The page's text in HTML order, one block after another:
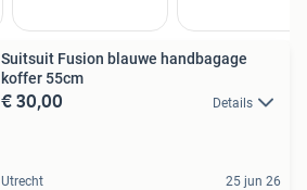
Suitsuit Fusion blauwe handbagage
koffer 55cm
€ 30,00 Details
Utrecht 25 jun 26